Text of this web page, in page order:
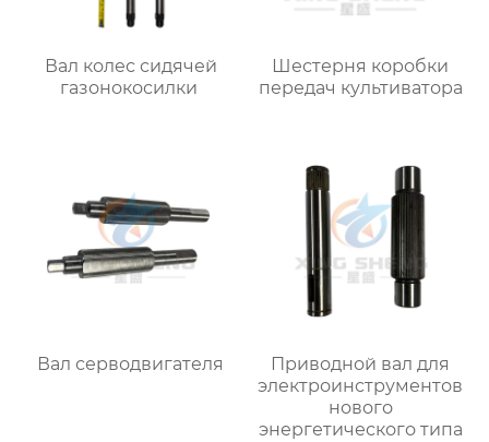
Вал колес сидячей
газонокосилки
Шестерня коробки
передач культиватора
Вал серводвигателя
Приводной вал для
электроинструментов
нового
энергетического типа